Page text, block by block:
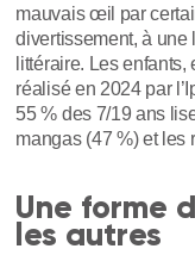
mauvais œil par
divertissement, à une
littéraire. Les
réalisé en 2024 par
55 % des 7/19 ans
mangas (47 %) et les
Une forme
les autres